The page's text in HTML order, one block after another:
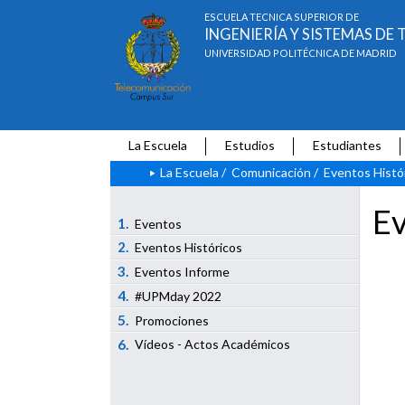
ESCUELA TÉCNICA SUPERIOR DE
INGENIERÍA Y SISTEMAS
UNIVERSIDAD POLITÉCNICA DE MADRID
La Escuela Estudios
Estudiantes
La Escuela / Comunicación / Eventos
1. Eventos
2. Eventos Históricos
3. Eventos Informe
4. #UPMday 2022
5. Promociones
6. Vídeos - Actos Académicos